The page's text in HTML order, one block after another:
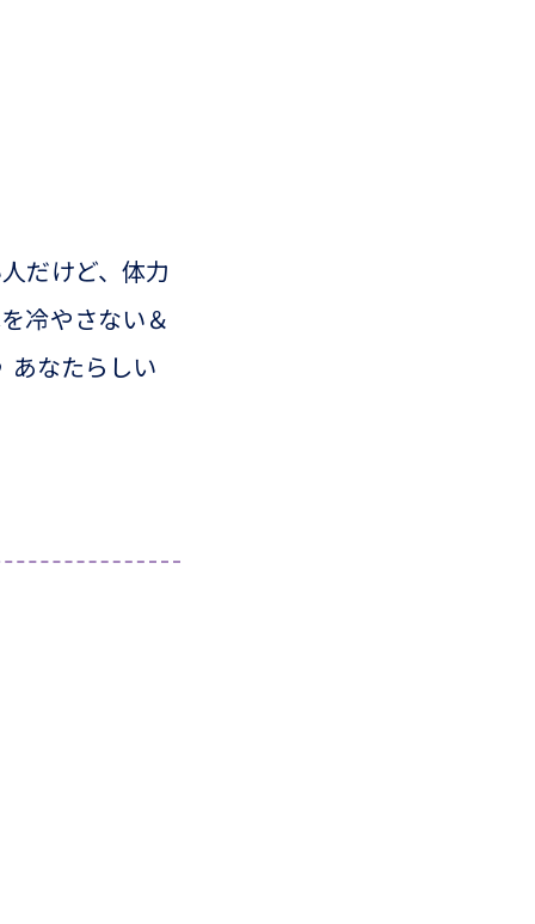
だけど、体力
冷やさない＆
なたらしい